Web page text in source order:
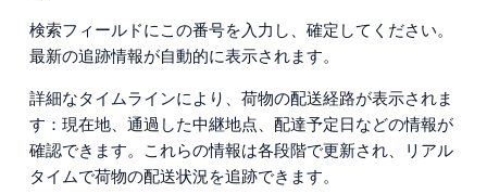
検索フィールドにこの番号を入力し、確定してください。
最新の追跡情報が自動的に表示されます。
詳細なタイムラインにより、荷物の配送経路が表示されま
す：現在地、通過した中継地点、配達予定日などの情報が
確認できます。これらの情報は各段階で更新され、リアル
タイムで荷物の配送状況を追跡できます。